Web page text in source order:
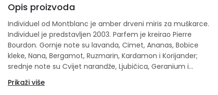
Opis proizvoda
Individuel od Montblanc je amber drveni miris za muškarce.
Individuel je predstavljen 2003. Parfem je kreirao Pierre
Bourdon. Gornje note su lavanda, Cimet, Ananas, Bobice
kleke, Nana, Bergamot, Ruzmarin, Kardamon i Korijander;
srednje note su Cvijet narandže, Ljubičica, Geranium i
Čokolada, mošus, Amber, vetiver, pačuli i Mahovina.
Prikaži više